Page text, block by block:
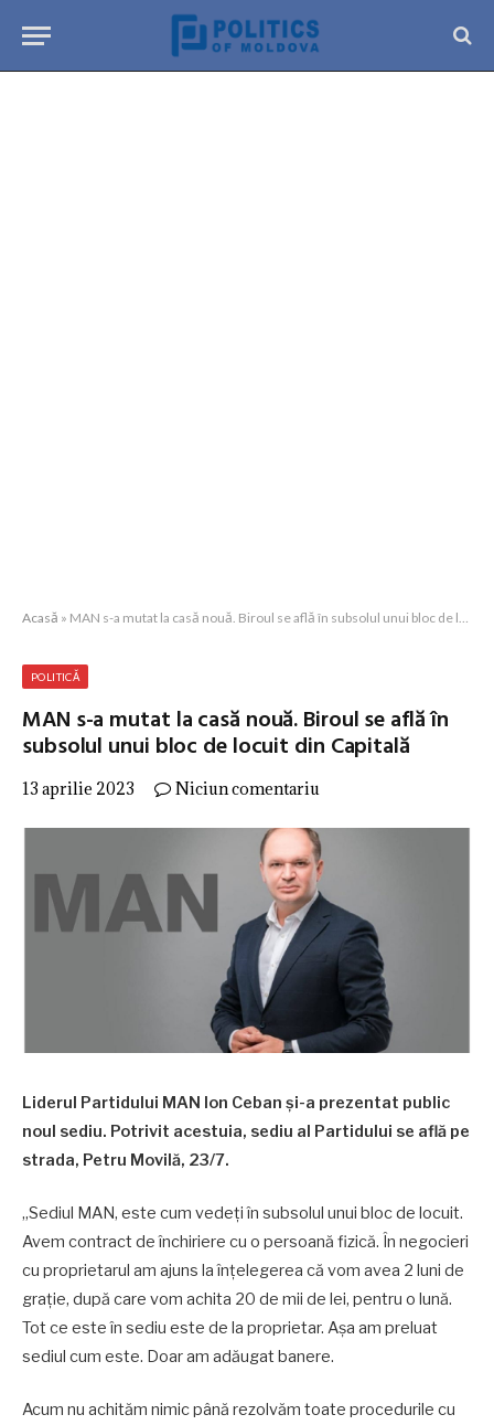
Acasă » MAN s-a mutat la casă nouă. Biroul se află în subsolul unui bloc de locuit din Capitală
POLITICĂ
MAN s-a mutat la casă nouă. Biroul se află în
subsolul unui bloc de locuit din Capitală
13 aprilie 2023 Niciun comentariu
Liderul Partidului MAN Ion Ceban și-a prezentat public
noul sediu. Potrivit acestuia, sediu al Partidului se află pe
strada, Petru Movilă, 23/7.
„Sediul MAN, este cum vedeți în subsolul unui bloc de locuit.
Avem contract de închiriere cu o persoană fizică. În negocieri
cu proprietarul am ajuns la înțelegerea că vom avea 2 luni de
grație, după care vom achita 20 de mii de lei, pentru o lună.
Tot ce este în sediu este de la proprietar. Așa am preluat
sediul cum este. Doar am adăugat banere.
Acum nu achităm nimic până rezolvăm toate procedurile cu